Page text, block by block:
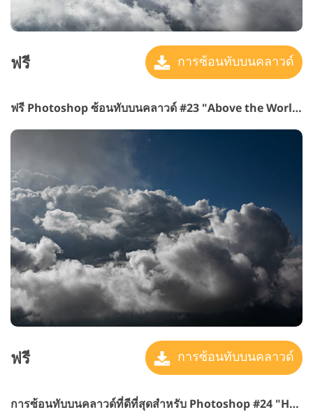
ฟรี การซ้อนทับบนคลาวด์
ฟรี Photoshop ซ้อนทับบนคลาวด์ #23 "Above the World"
ฟรี การซ้อนทับบนคลาวด์
การซ้อนทับบนคลาวด์ที่ดีที่สุดสำหรับ Photoshop #24 "Heavenly Columns"